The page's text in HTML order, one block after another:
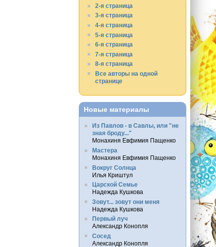
2-я страница
3-я страница
4-я страница
5-я страница
6-я страница
7-я страница
8-я страница
Все авторы на одной
странице
Новые материалы
Из Павлов - в Савлы, или "не
зная броду..."
Монахиня Евфимия Пащенко
Мастера
Монахиня Евфимия Пащенко
Вокруг Солнца
Илья Криштул
Царской Семье
Надежда Кушкова
Зовут... зовут они меня
Надежда Кушкова
Первый луч
Александр Конопля
Сосед
Александр Конопля